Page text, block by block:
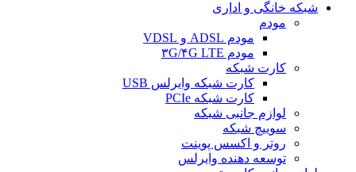
شبکه خانگی و اداری
مودم
مودم ADSL و VDSL
مودم ۳G/۴G LTE
کارت شبکه
کارت شبکه وایرلس USB
کارت شبکه PCIe
لوازم جانبی شبکه
سوییچ شبکه
روتر و اکسس پوینت
توسعه دهنده وایرلس